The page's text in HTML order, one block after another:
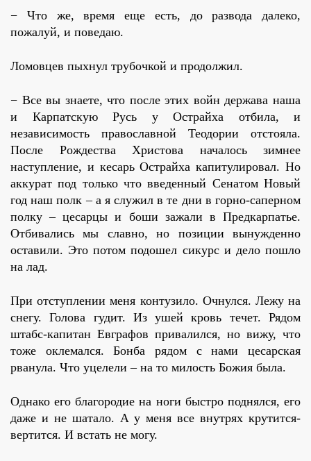
− Что же, время еще есть, до развода далеко,
пожалуй, и поведаю.
Ломовцев пыхнул трубочкой и продолжил.
− Все вы знаете, что после этих войн держава наша
и Карпатскую Русь у Острайха отбила, и
независимость православной Теодории отстояла.
После Рождества Христова началось зимнее
наступление, и кесарь Острайха капитулировал. Но
аккурат под только что введенный Сенатом Новый
год наш полк – а я служил в те дни в горно-саперном
полку – цесарцы и боши зажали в Предкарпатье.
Отбивались мы славно, но позиции вынужденно
оставили. Это потом подошел сикурс и дело пошло
на лад.
При отступлении меня контузило. Очнулся. Лежу на
снегу. Голова гудит. Из ушей кровь течет. Рядом
штабс-капитан Евграфов привалился, но вижу, что
тоже оклемался. Бонба рядом с нами цесарская
рванула. Что уцелели – на то милость Божия была.
Однако его благородие на ноги быстро поднялся, его
даже и не шатало. А у меня все внутрях крутится-
вертится. И встать не могу.